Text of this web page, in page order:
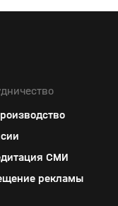
СМИ
рекламы